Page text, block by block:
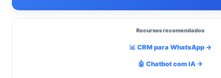
Recursos recomendados
📊 CRM para WhatsApp →
🤖 Chatbot com IA →